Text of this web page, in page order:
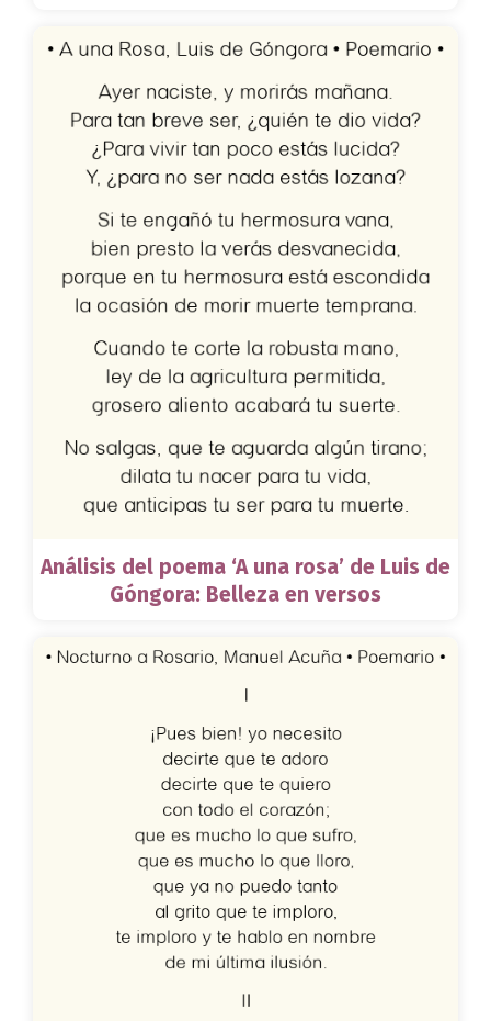
Análisis del poema ‘A una rosa’ de Luis de
Góngora: Belleza en versos